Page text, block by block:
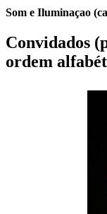
Som e Iluminaçao
Convidados
ordem